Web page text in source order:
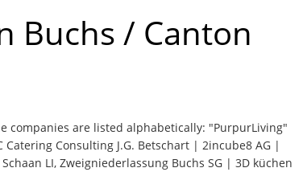
Buchs / Canton
companies are listed alphabetically: "PurpurLiving"
Consulting J.G. Betschart | 2incube8 AG |
LI, Zweigniederlassung Buchs SG | 3D küchen